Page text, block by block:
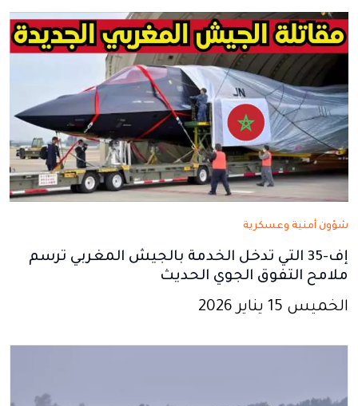
جديدةجديدةجديدةجديدةجديدة
شؤون أمنية وعسكرية
إف-35 التي تدخل الخدمة بالجيش المغربي ترسم
ملامح التفوق الجوي الحديث
الخميس 15 يناير 2026